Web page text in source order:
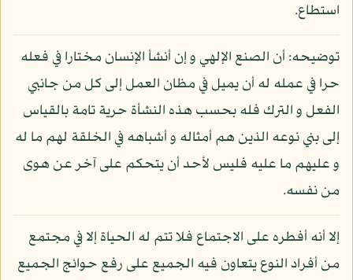
استطاع.
توضيحه: أن الصنع الإلهي و إن أنشأ الإنسان مختارا في فعله
حرا في عمله له أن يميل في مظان العمل إلى كل من جانبي
الفعل و الترك فله بحسب هذه النشأة حرية تامة بالقياس
إلى بني نوعه الذين هم أمثاله و أشباهه في الخلقة لهم ما له
و عليهم ما عليه فليس لأحد أن يتحكم على آخر عن هوى
من نفسه.
إلا أنه أفطره على الاجتماع فلا تتم له الحياة إلا في مجتمع
من أفراد النوع يتعاون فيه الجميع على رفع حوائج الجميع